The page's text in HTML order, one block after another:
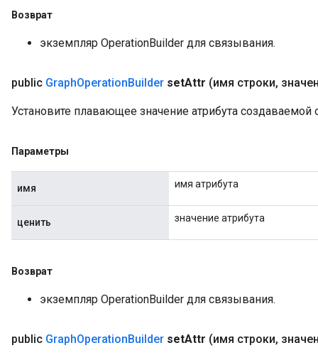
Возврат
экземпляр OperationBuilder для связывания.
public GraphOperationBuilder setAttr (имя строки,
Установите плавающее значение атрибута создаваемой
Параметры
имя имя атрибута
ценить значение атрибута
Возврат
экземпляр OperationBuilder для связывания.
public GraphOperationBuilder setAttr (имя строки,